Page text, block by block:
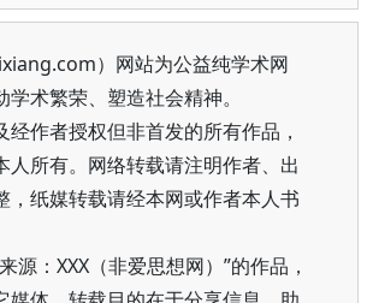
）网站为公益纯学术网
术繁荣、塑造社会精神。
经作者授权但非首发的所有作品，
人所有。网络转载请注明作者、出
，纸媒转载请经本网或作者本人书
源：XXX（非爱思想网）”的作品，